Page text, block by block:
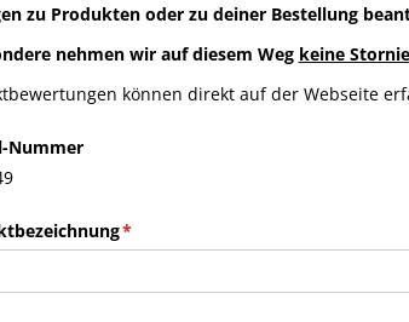
zu Produkten oder zu deiner Bestellung
nehmen wir auf diesem Weg keine
können direkt auf der Webseite
Nummer
*
(erforderlich)